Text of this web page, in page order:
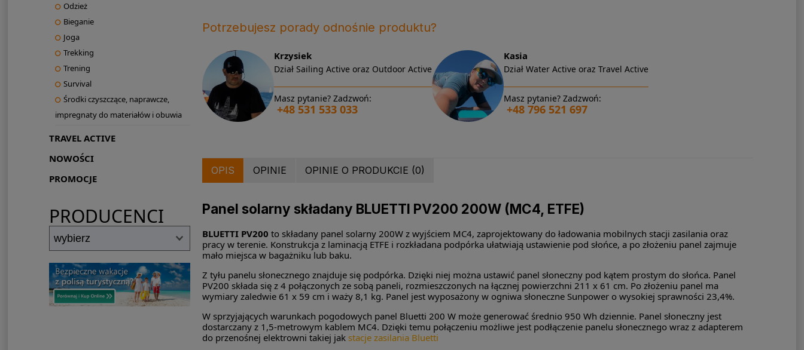
Odzież
Bieganie
Joga
Trekking
Trening
Survival
Środki czyszczące, naprawcze,
impregnaty do materiałów i obuwia
TRAVEL ACTIVE
NOWOŚCI
PROMOCJE
PRODUCENCI
Potrzebujesz porady odnośnie produktu?
Krzysiek
Dział Sailing Active oraz Outdoor Active
Masz pytanie? Zadzwoń:
+48 531 533 033
Kasia
Dział Water Active oraz Travel Active
Masz pytanie? Zadzwoń:
+48 796 521 697
OPIS OPINIE OPINIE O PRODUKCIE (0)
Panel solarny składany BLUETTI PV200 200W (MC4, ETFE)
BLUETTI PV200 to składany panel solarny 200W z wyjściem MC4, zaprojektowany do ładowania mobilnych stacji zasilania oraz
pracy w terenie. Konstrukcja z laminacją ETFE i rozkładana podpórka ułatwiają ustawienie pod słońce, a po złożeniu panel zajmuje
mało miejsca w bagażniku lub baku.
Z tyłu panelu słonecznego znajduje się podpórka. Dzięki niej można ustawić panel słoneczny pod kątem prostym do słońca. Panel
PV200 składa się z 4 połączonych ze sobą paneli, rozmieszczonych na łącznej powierzchni 211 x 61 cm. Po złożeniu panel ma
wymiary zaledwie 61 x 59 cm i waży 8,1 kg. Panel jest wyposażony w ogniwa słoneczne Sunpower o wysokiej sprawności 23,4%.
W sprzyjających warunkach pogodowych panel Bluetti 200 W może generować średnio 950 Wh dziennie. Panel słoneczny jest
dostarczany z 1,5-metrowym kablem MC4. Dzięki temu połączeniu możliwe jest podłączenie panelu słonecznego wraz z adapterem
do przenośnej elektrowni takiej jak stacje zasilania Bluetti